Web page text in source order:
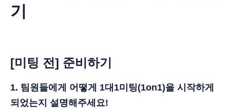
기
[미팅 전] 준비하기
1. 팀원들에게 어떻게 1대1미팅(1on1)을 시작하게
되었는지 설명해주세요!